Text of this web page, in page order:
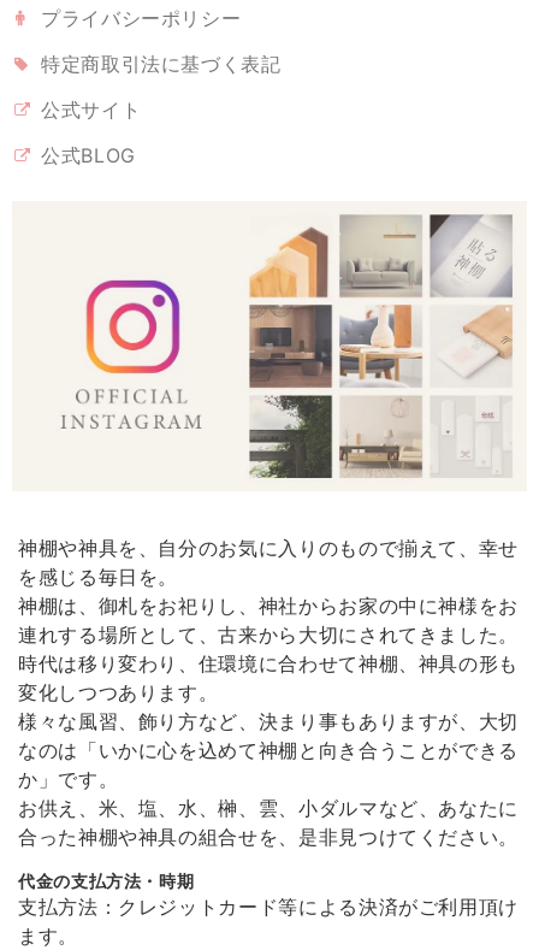
2026/02/10
し、色や輝きが美しいとホームページでは想像していました。 届いて開
彩がよかったかもしれません。 丁寧に梱包され、迅速な配達には好感が
《 雲のパワースポットセット 》幸運･厄除けの白
2026/02/09
我が家の神棚にいます。見守っていてくれそうな神様です。買ってよか
【 限定 福袋 】純金 & 純銀 塗り！縁起物 金銀ダルマペア［ 専用ステージ付 ］
どうしても欲しくて買いました。とても高級感があっていいです。買っ
てよかったです。
かみさまの雲 《 幸運･厄除けの白 》
溶けない盛り塩［ スタンダード ］ 2個セット 【 S 】
2026/01/11
プライバシーポリシー
特定商取引法に基づく表記
公式サイト
公式BLOG
神棚や神具を、自分のお気に入りのもので揃えて、幸せ
を感じる毎日を。
神棚は、御札をお祀りし、神社からお家の中に神様をお
連れする場所として、古来から大切にされてきました。
時代は移り変わり、住環境に合わせて神棚、神具の形も
変化しつつあります。
様々な風習、飾り方など、決まり事もありますが、大切
なのは「いかに心を込めて神棚と向き合うことができる
か」です。
お供え、米、塩、水、榊、雲、小ダルマなど、あなたに
合った神棚や神具の組合せを、是非見つけてください。
代金の支払方法・時期
支払方法：クレジットカード等による決済がご利用頂け
ます。